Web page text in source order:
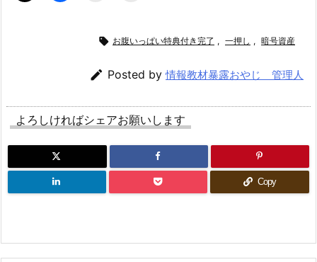
 お腹いっぱい特典付き完了 , 一押し , 暗号資産
 Posted by情報教材暴露おやじ 管理人
よろしければシェアお願いします
Copy